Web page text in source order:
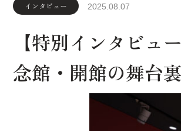
インタビュー 2025.08.07
【特別インタビ
念館・開館の舞台